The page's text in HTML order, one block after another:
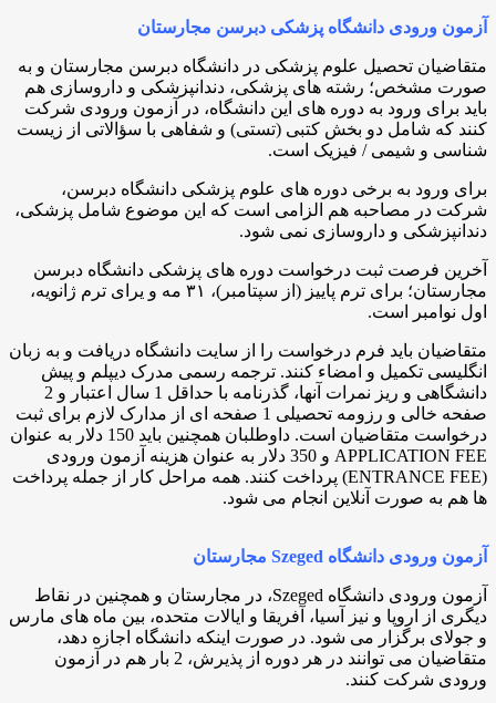
آزمون ورودی دانشگاه پزشکی دبرسن مجارستان
متقاضیان تحصیل علوم پزشکی در دانشگاه دبرسن مجارستان و به
صورت مشخص؛ رشته های پزشکی، دندانپزشکی و داروسازی هم
باید برای ورود به دوره های این دانشگاه، در آزمون ورودی شرکت
کنند که شامل دو بخش کتبی (تستی) و شفاهی با سؤالاتی از زیست
شناسی و شیمی / فیزیک است.
برای ورود به برخی دوره های علوم پزشکی دانشگاه دبرسن،
شرکت در مصاحبه هم الزامی است که این موضوع شامل پزشکی،
دندانپزشکی و داروسازی نمی شود.
آخرین فرصت ثبت درخواست دوره‌ های پزشکی دانشگاه دبرسن
مجارستان؛ برای ترم پاییز (از سپتامبر)، ۳۱ مه و یرای ترم ژانویه،
اول نوامبر است.
متقاضیان باید فرم درخواست را از سایت دانشگاه دریافت و به زبان
انگلیسی تکمیل و امضاء کنند. ترجمه رسمی مدرک دیپلم و پیش
دانشگاهی و ریز نمرات آنها، گذرنامه با حداقل 1 سال اعتبار و 2
صفحه خالی و رزومه تحصیلی 1 صفحه ای از مدارک لازم برای ثبت
درخواست متقاضیان است. داوطلبان همچنین باید 150 دلار به عنوان
APPLICATION FEE و 350 دلار به‌ عنوان هزینه آزمون ورودی
(ENTRANCE FEE) پرداخت کنند. همه مراحل کار از جمله پرداخت
ها هم به صورت آنلاین انجام می شود.
آزمون ورودی دانشگاه Szeged مجارستان
آزمون ورودی دانشگاه Szeged، در مجارستان و همچنین در نقاط
دیگری از اروپا و نیز آسیا، آفریقا و ایالات متحده، بین ماه های مارس
و جولای برگزار می شود. در صورت اینکه دانشگاه اجازه دهد،
متقاضیان می توانند در هر دوره از پذیرش، 2 بار هم در آزمون
ورودی شرکت کنند.